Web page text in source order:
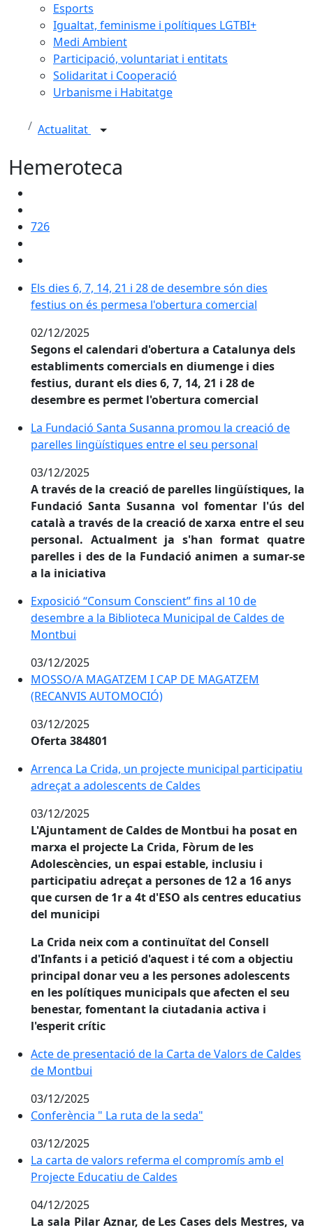
Esports
Igualtat, feminisme i polítiques LGTBI+
Medi Ambient
Participació, voluntariat i entitats
Solidaritat i Cooperació
Urbanisme i Habitatge
Actualitat
Hemeroteca
726
Els dies 6, 7, 14, 21 i 28 de desembre són dies
Els dies 6, 7, 14, 21 i 28 de desembre són dies
festius on és permesa l'obertura comercial
02/12/2025
Segons el calendari d'obertura a Catalunya dels
establiments comercials en diumenge i dies
festius, durant els dies 6, 7, 14, 21 i 28 de
desembre es permet l'obertura comercial
La Fundació Santa Susanna promou la creació de
La Fundació Santa Susanna promou la creació de
parelles lingüístiques entre el seu personal
03/12/2025
A través de la creació de parelles lingüístiques, la
Fundació Santa Susanna vol fomentar l'ús del
català a través de la creació de xarxa entre el seu
personal. Actualment ja s'han format quatre
parelles i des de la Fundació animen a sumar-se
a la iniciativa
Exposició “Consum Conscient” fins al 10 de
Exposició “Consum Conscient” fins al 10 de
desembre a la Biblioteca Municipal de Caldes de
Montbui
03/12/2025
MOSSO/A MAGATZEM I CAP DE MAGATZEM
(RECANVIS AUTOMOCIÓ)
03/12/2025
Oferta 384801
Arrenca La Crida, un projecte municipal participatiu
Arrenca La Crida, un projecte municipal participatiu
adreçat a adolescents de Caldes
03/12/2025
L'Ajuntament de Caldes de Montbui ha posat en
marxa el projecte La Crida, Fòrum de les
Adolescències, un espai estable, inclusiu i
participatiu adreçat a persones de 12 a 16 anys
que cursen de 1r a 4t d'ESO als centres educatius
del municipi
La Crida neix com a continuïtat del Consell
d'Infants i a petició d'aquest i té com a objectiu
principal donar veu a les persones adolescents
en les polítiques municipals que afecten el seu
benestar, fomentant la ciutadania activa i
l'esperit crític
Acte de presentació de la Carta de Valors de Caldes
Acte de presentació de la Carta de Valors de Caldes
de Montbui
03/12/2025
Conferència " La ruta de la seda"
Conferència " La ruta de la seda"
03/12/2025
La carta de valors referma el compromís amb el
La carta de valors referma el compromís amb el
Projecte Educatiu de Caldes
04/12/2025
La sala Pilar Aznar, de Les Cases dels Mestres, va